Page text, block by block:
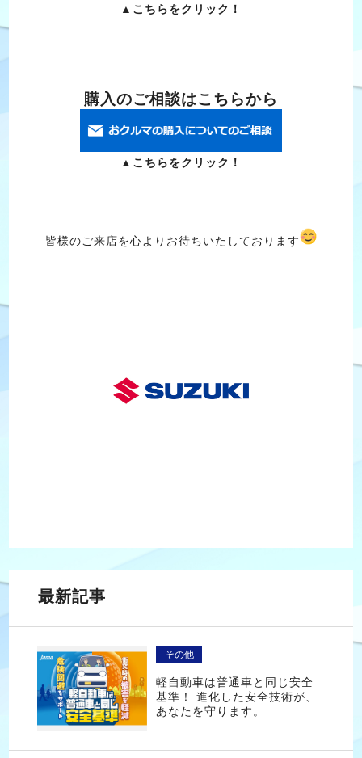
▲こちらをクリック！
購入のご相談はこちらから
▲こちらをクリック！
皆様のご来店を心よりお待ちいたしております
最新記事
その他
軽自動車は普通車と同じ安全
基準！ 進化した安全技術が、
あなたを守ります。